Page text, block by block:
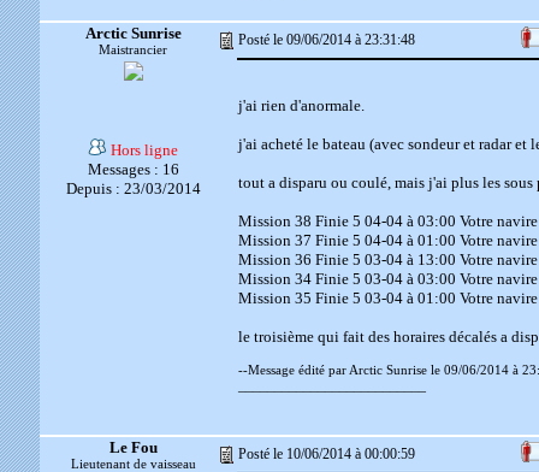
Arctic Sunrise
Maistrancier
Posté le 09/06/2014 à 23:31:48
Hors ligne
Messages : 16
Depuis : 23/03/2014
j'ai rien d'anormale.
j'ai acheté le bateau (avec sondeur et radar et
tout a disparu ou coulé, mais j'ai plus les
Mission 38 Finie 5 04-04 à 03:00 Votre
Mission 37 Finie 5 04-04 à 01:00 Votre
Mission 36 Finie 5 03-04 à 13:00 Votre
Mission 34 Finie 5 03-04 à 03:00 Votre
Mission 35 Finie 5 03-04 à 01:00 Votre
le troisième qui fait des horaires décalés a
--Message édité par Arctic Sunrise le 09/06/2014 à
Le Fou
Lieutenant de vaisseau
Posté le 10/06/2014 à 00:00:59